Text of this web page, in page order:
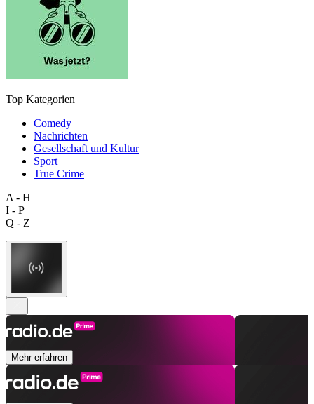
Top Kategorien
Comedy
Nachrichten
Gesellschaft und Kultur
Sport
True Crime
A - H
I - P
Q - Z
Mehr erfahren